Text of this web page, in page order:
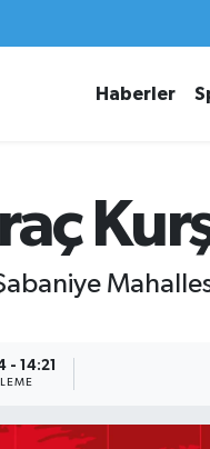
Haberler
14:21